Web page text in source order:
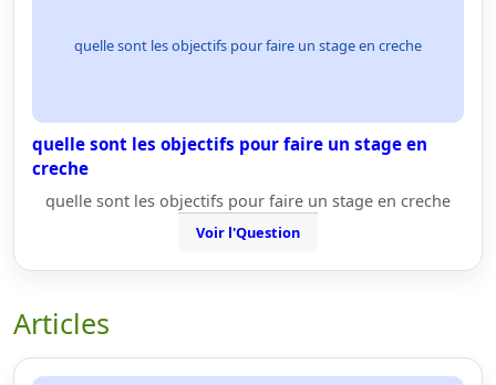
quelle sont les objectifs pour faire un stage en creche
quelle sont les objectifs pour faire un stage en
creche
quelle sont les objectifs pour faire un stage en creche
Voir l'Question
Articles